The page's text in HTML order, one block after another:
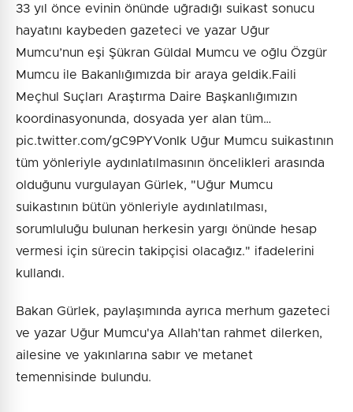
33 yıl önce evinin önünde uğradığı suikast sonucu
hayatını kaybeden gazeteci ve yazar Uğur
Mumcu’nun eşi Şükran Güldal Mumcu ve oğlu Özgür
Mumcu ile Bakanlığımızda bir araya geldik.Faili
Meçhul Suçları Araştırma Daire Başkanlığımızın
koordinasyonunda, dosyada yer alan tüm…
pic.twitter.com/gC9PYVonIk Uğur Mumcu suikastının
tüm yönleriyle aydınlatılmasının öncelikleri arasında
olduğunu vurgulayan Gürlek, "Uğur Mumcu
suikastının bütün yönleriyle aydınlatılması,
sorumluluğu bulunan herkesin yargı önünde hesap
vermesi için sürecin takipçisi olacağız." ifadelerini
kullandı.
Bakan Gürlek, paylaşımında ayrıca merhum gazeteci
ve yazar Uğur Mumcu'ya Allah'tan rahmet dilerken,
ailesine ve yakınlarına sabır ve metanet
temennisinde bulundu.